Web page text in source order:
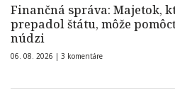
Finančná správa: Majetok,
prepadol štátu, môže
núdzi
06. 08. 2026 | 3 komentáre